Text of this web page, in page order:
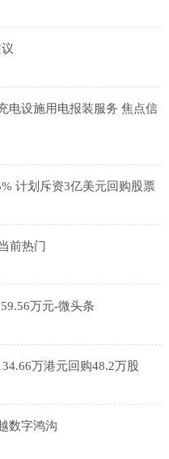
电设施用电报装服务 焦点信
计划斥资3亿美元回购股票
前热门
万元-微头条
万港元回购48.2万股
数字鸿沟